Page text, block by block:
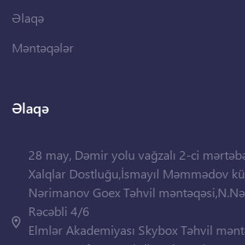
Əlaqə
Məntəqələr
Əlaqə
28 may, Dəmir yolu vağzalı 2-ci
Xalqlar Dostluğu,İsmayıl Məmmədov
Nərimanov Goex Təhvil
Rəcəbli 4/6
Elmlər Akademiyası Skybox Təhvil